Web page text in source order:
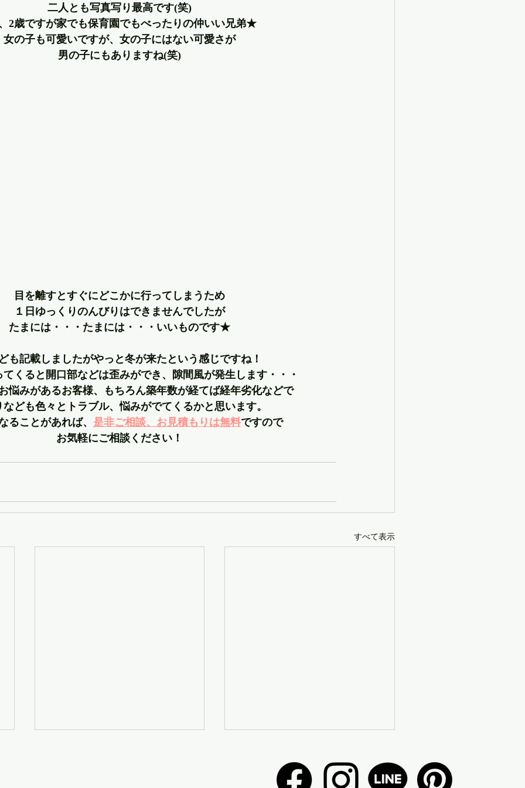
二人とも写真写り最高です(笑)
2歳ですが家でも保育園でもべったりの仲いい兄弟★
女の子も可愛いですが、女の子にはない可愛さが
男の子にもありますね(笑)
目を離すとすぐにどこかに行ってしまうため
１日ゆっくりのんびりはできませんでしたが
たまには・・・たまには・・・いいものです★
も記載しましたがやっと冬が来たという感じですね！
くると開口部などは歪みができ、隙間風が発生します・・・
悩みがあるお客様、もちろん築年数が経てば経年劣化などで
なども色々とトラブル、悩みがでてくるかと思います。
ることがあれば、 是非ご相談、お見積もりは無料ですので
お気軽にご相談ください！
すべて表示